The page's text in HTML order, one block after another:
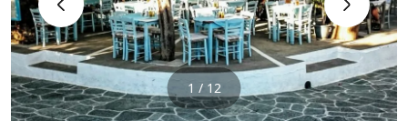
‹ ›
1 / 12